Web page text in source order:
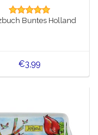
Buntes Holland
€3,99